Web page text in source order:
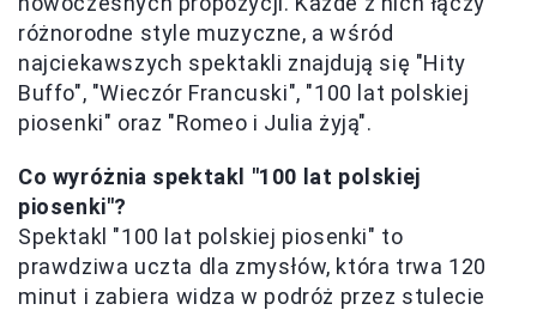
różnorodne style muzyczne, a wśród
najciekawszych spektakli znajdują się "Hity
Buffo", "Wieczór Francuski", "100 lat polskiej
piosenki" oraz "Romeo i Julia żyją".
Co wyróżnia spektakl "100 lat polskiej
piosenki"?
Spektakl "100 lat polskiej piosenki" to
prawdziwa uczta dla zmysłów, która trwa 120
minut i zabiera widza w podróż przez stulecie